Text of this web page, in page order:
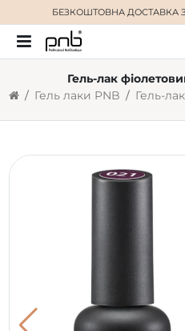
БЕЗКОШТОВНА ДОСТАВКА
Гель лаки PNB